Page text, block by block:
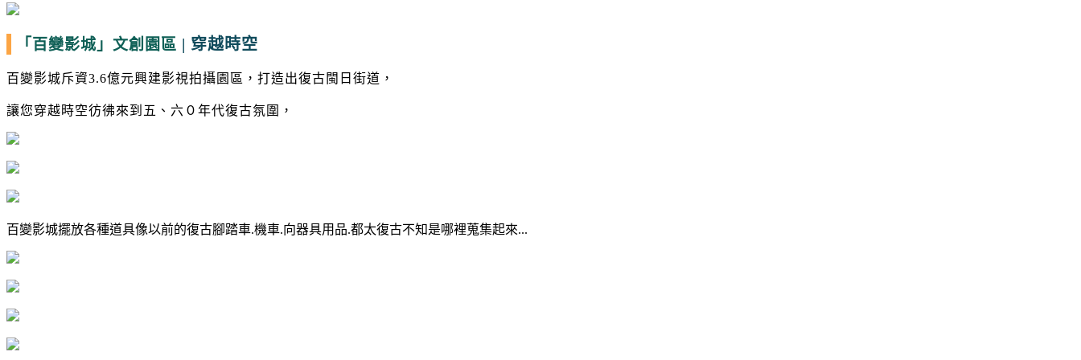
「百變影城」 文創園區 | 穿越時空
百變影城斥資3.6億元興建影視拍攝園區，打造出復古閩日街道，
讓您穿越時空彷彿來到五、六０年代復古氛圍，
百變影城擺放各種道具像以前的復古腳踏車.機車.向器具用品.都太復古不知是哪裡蒐集起來...